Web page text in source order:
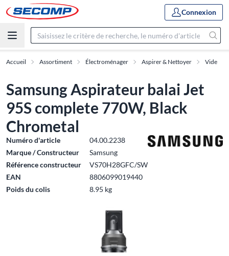
Connexion
Accueil Assortiment Électroménager Aspirer & Nettoyer Vide
Samsung Aspirateur balai Jet
95S complete 770W, Black
Chrometal
Numéro d'article
04.00.2238
Marque / Constructeur
Samsung
Référence constructeur
VS70H28GFC/SW
EAN
8806099019440
Poids du colis
8.95 kg